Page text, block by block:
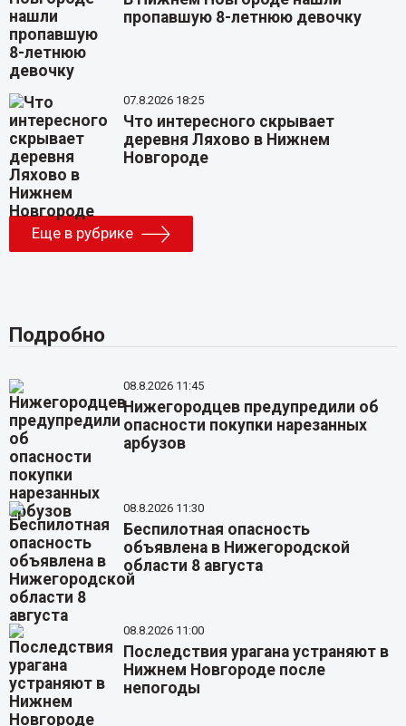
пропавшую 8-летнюю девочку
07.8.2026 18:25
Что интересного скрывает
деревня Ляхово в Нижнем
Новгороде
Еще в рубрике
Подробно
08.8.2026 11:45
Нижегородцев предупредили об
опасности покупки нарезанных
арбузов
08.8.2026 11:30
Беспилотная опасность
объявлена в Нижегородской
области 8 августа
08.8.2026 11:00
Последствия урагана устраняют в
Нижнем Новгороде после
непогоды